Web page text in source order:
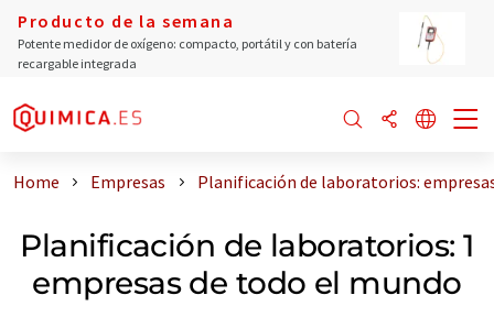
Producto de la semana
Potente medidor de oxígeno: compacto, portátil y con batería
recargable integrada
Home Empresas Planificación de laboratorios:
Planificación de laboratorios: 1
empresas de todo el mundo